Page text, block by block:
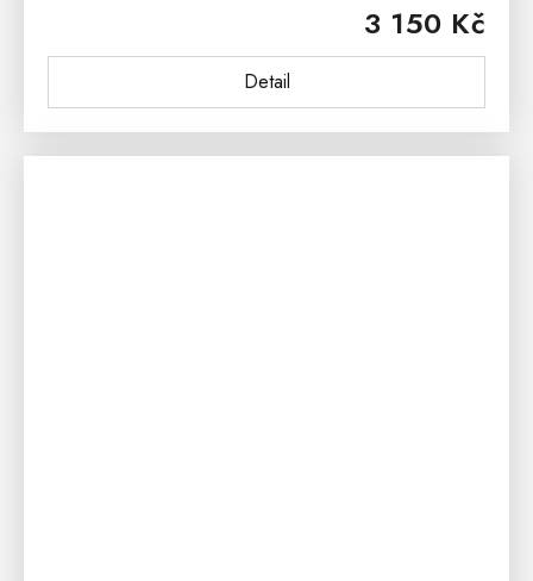
3 150 Kč
Detail